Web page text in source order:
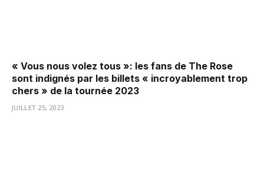
« Vous nous volez tous »: les fans de The Rose
sont indignés par les billets « incroyablement trop
chers » de la tournée 2023
JUILLET 25, 2023